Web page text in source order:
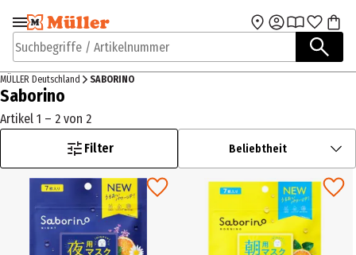
Zur Navigation
springen
Zum Hauptinhalt
Suchbegriffe / Artikelnummer
MÜLLER Deutschland SABORINO
Saborino
Artikel 1 – 2 von 2
Filter
Beliebtheit